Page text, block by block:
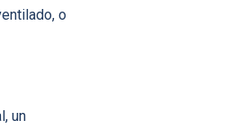
o
un